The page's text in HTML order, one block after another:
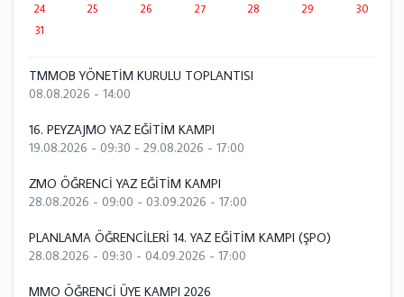
24
25 26 27 28 29
30
31
TMMOB YÖNETİM KURULU TOPLANTISI
08.08.2026 - 14:00
16. PEYZAJMO YAZ EĞİTİM KAMPI
19.08.2026 - 09:30 - 29.08.2026 - 17:00
ZMO ÖĞRENCİ YAZ EĞİTİM KAMPI
28.08.2026 - 09:00 - 03.09.2026 - 17:00
PLANLAMA ÖĞRENCİLERİ 14. YAZ EĞİTİM KAMPI (ŞPO)
28.08.2026 - 09:30 - 04.09.2026 - 17:00
MMO ÖĞRENCİ ÜYE KAMPI 2026